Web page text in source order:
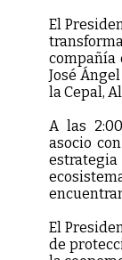
El
compañía
José
la Cepal,
A las
asocio
El
de